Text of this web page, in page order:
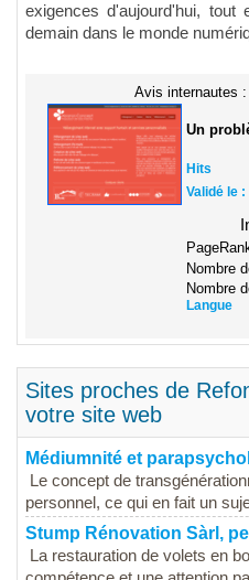
exigences d'aujourd'hui,
demain dans le monde
Avis internautes :
Un
Hits
Validé le :
Nombre
Nombre
Langue
Sites proches de
votre site web
Médiumnité et
Le concept de
personnel, ce qui en fait un
Stump Rénovation Sàrl,
La restauration de volets en